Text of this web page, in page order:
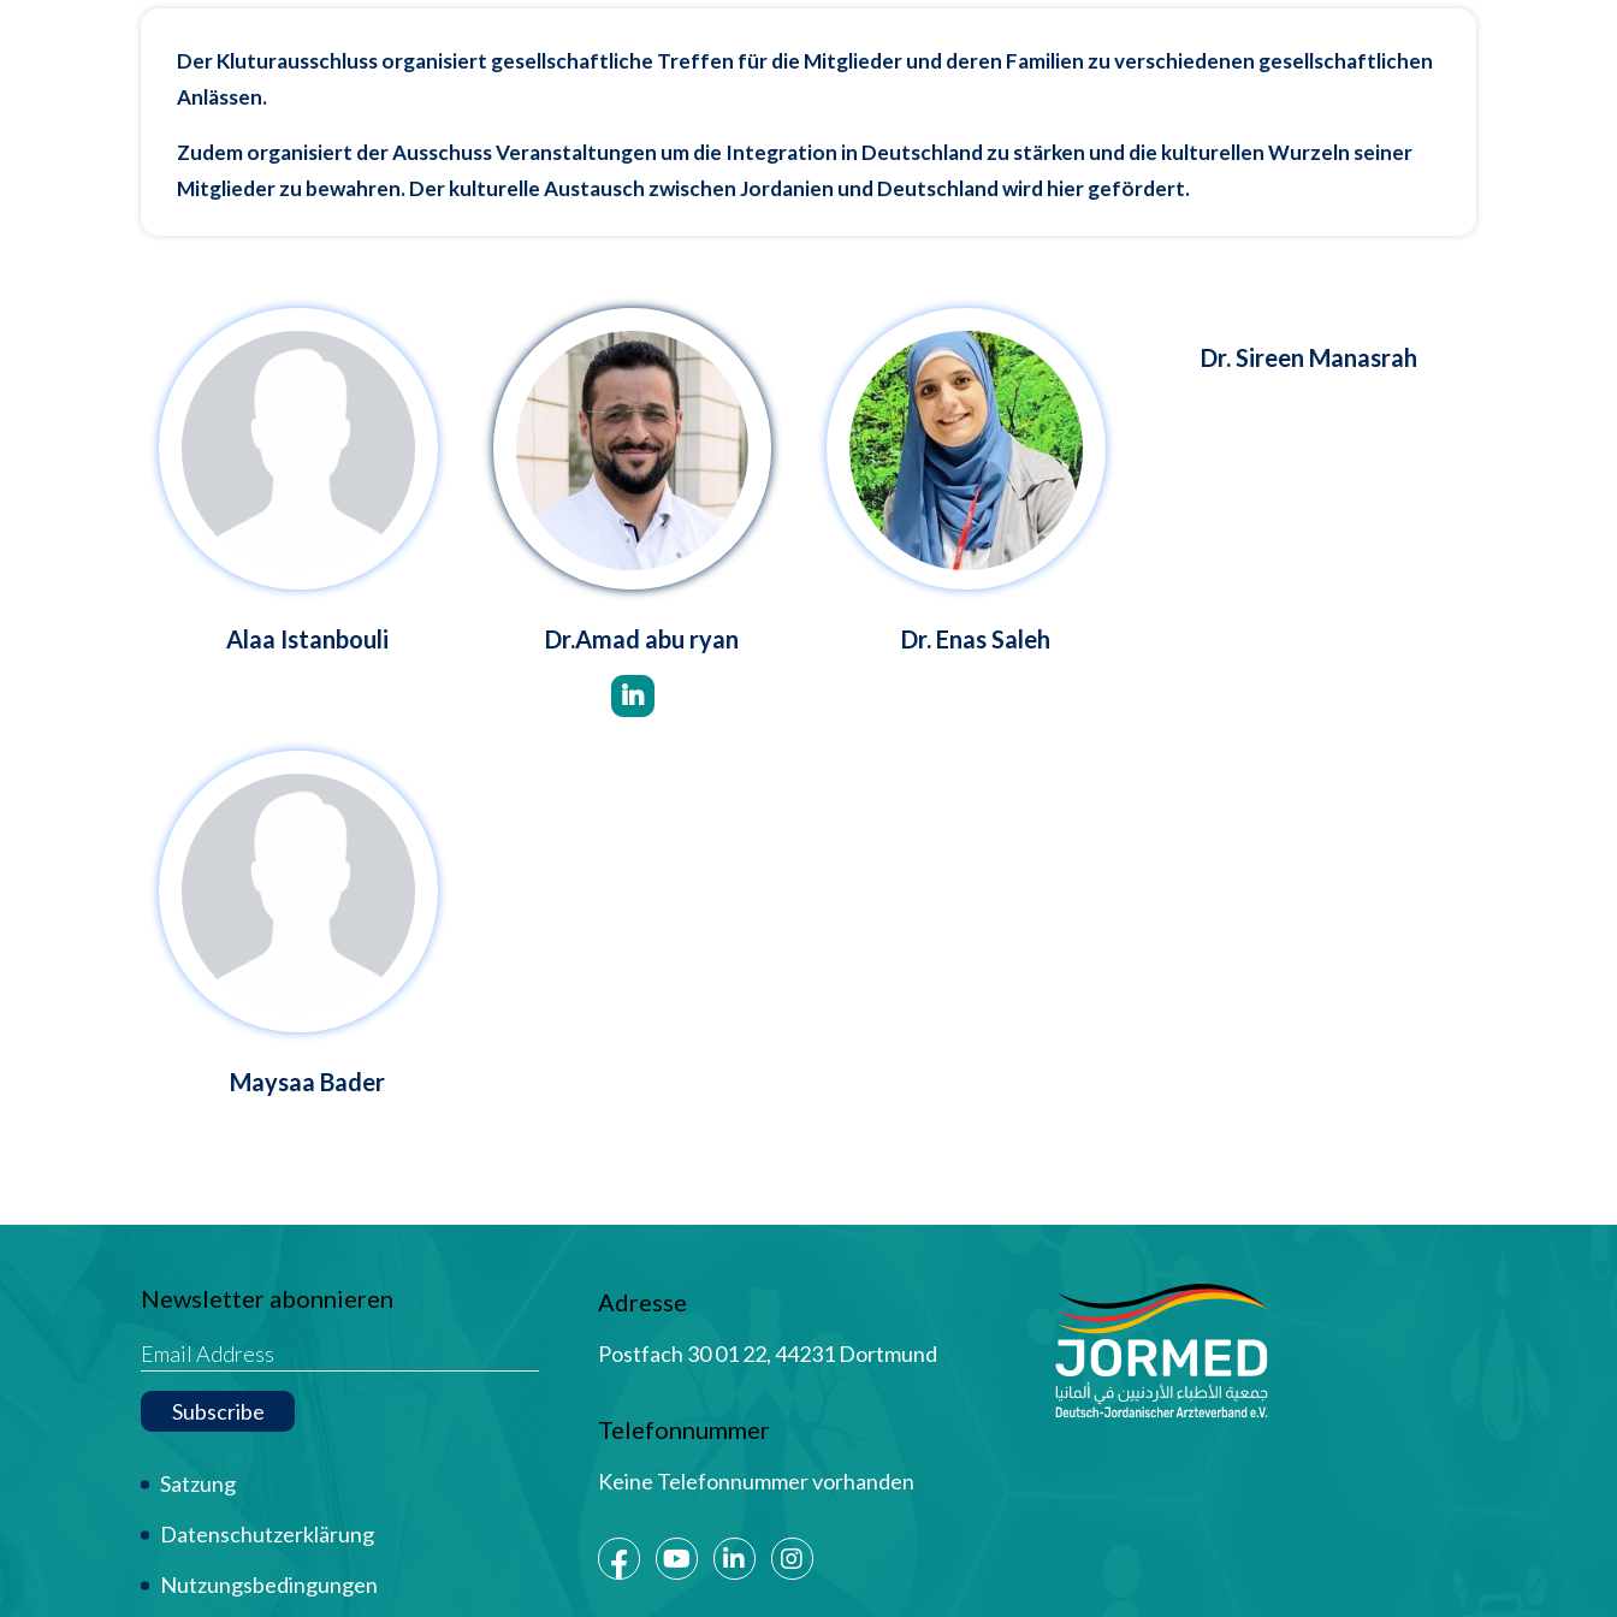
Der Kluturausschluss organisiert gesellschaftliche Treffen für die Mitglieder und deren Familien zu verschiedenen gesellschaftlichen
Anlässen.
Zudem organisiert der Ausschuss Veranstaltungen um die Integration in Deutschland zu stärken und die kulturellen Wurzeln seiner
Mitglieder zu bewahren. Der kulturelle Austausch zwischen Jordanien und Deutschland wird hier gefördert.
Alaa Istanbouli Dr.Amad abu ryan Dr. Enas Saleh
Dr. Sireen Manasrah
Maysaa Bader
Newsletter abonnieren
Subscribe
Term Of Use
Satzung
Datenschutzerklärung
Nutzungsbedingungen
Adresse
Postfach 30 01 22, 44231 Dortmund
Telefonnummer
Keine Telefonnummer vorhanden
Social Media